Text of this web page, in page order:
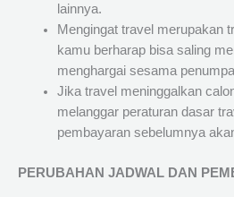
lainnya.
Mengingat travel merupakan
kamu berharap bisa saling
menghargai sesama
Jika travel meninggalkan
melanggar peraturan dasar
pembayaran sebelumnya
PERUBAHAN JADWAL DAN